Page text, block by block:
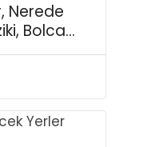
Nerede
Bolca